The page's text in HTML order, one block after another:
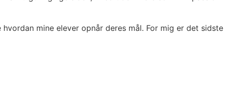
mine elever opnår deres mål. For mig er det sidste